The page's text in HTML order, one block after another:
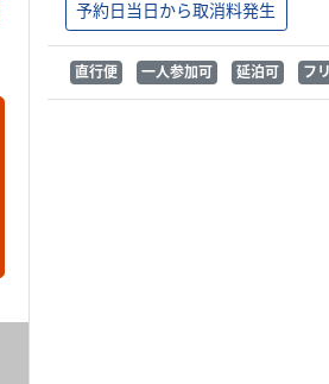
予約日当日から取消料発生
直行便 一人参加可 延泊可 フ